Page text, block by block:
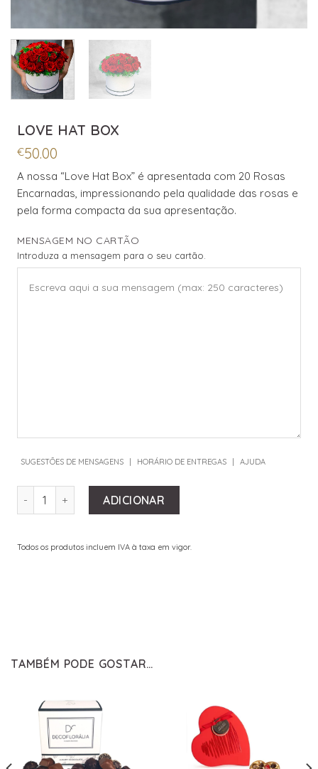
LOVE HAT BOX
€50.00
A nossa “Love Hat Box” é apresentada com 20 Rosas
Encarnadas, impressionando pela qualidade das rosas e
pela forma compacta da sua apresentação.
MENSAGEM NO CARTÃO
Introduza a mensagem para o seu cartão.
SUGESTÕES DE MENSAGENS | HORÁRIO DE ENTREGAS | AJUDA
QUANTIDADE DE LOVE HAT BOX
ADICIONAR
Todos os produtos incluem IVA à taxa em vigor.
TAMBÉM PODE GOSTAR…